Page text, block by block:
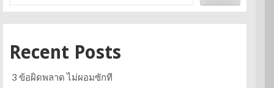
Recent Posts
3 ข้อผิดพลาด ไม่ผอมซักที